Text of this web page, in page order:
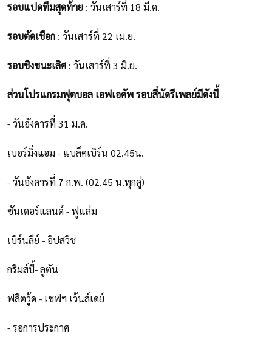
รอบแปดทีมสุดท้าย : วันเสาร์ที่ 18 มี.ค.
รอบตัดเชือก : วันเสาร์ที่ 22 เม.ย.
รอบชิงชนะเลิศ : วันเสาร์ที่ 3 มิ.ย.
ส่วนโปรแกรมฟุตบอล เอฟเอคัพ รอบสี่นัดรีเพลย์มีดังนี้
- วันอังคารที่ 31 ม.ค.
เบอร์มิ่งแฮม - แบล็คเบิร์น 02.45น.
- วันอังคารที่ 7 ก.พ. (02.45 น.ทุกคู่)
ซันเดอร์แลนด์ - ฟูแล่ม
เบิร์นลีย์ - อิปสวิช
กริมส์บี้- ลูตัน
ฟลีตวู้ด - เชฟฯ เว้นส์เดย์
- รอการประกาศ